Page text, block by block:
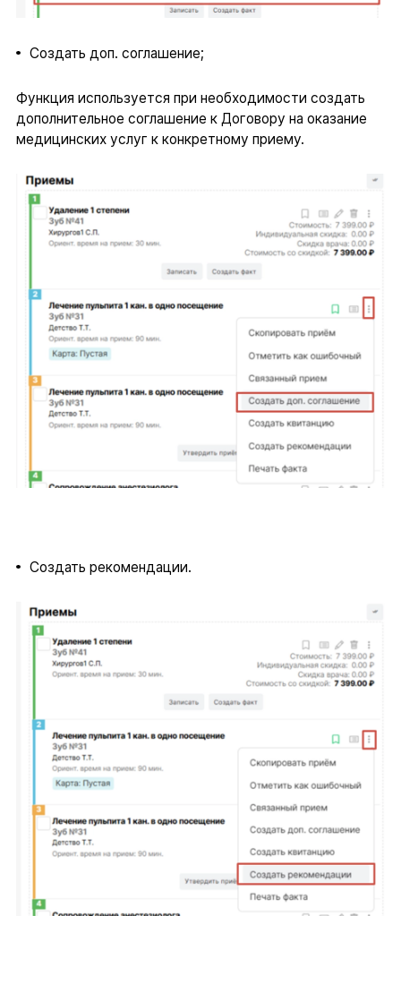
Создать доп. соглашение;
Функция используется при необходимости создать
дополнительное соглашение к Договору на оказание
медицинских услуг к конкретному приему.
Создать рекомендации.